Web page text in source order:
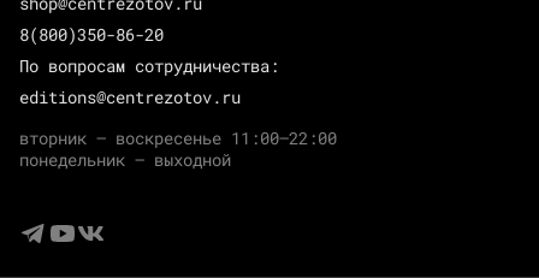
8(800)350-86-20
По вопросам сотрудничества:
editions@centrezotov.ru
вторник — воскресенье 11:00–22:00
понедельник — выходной